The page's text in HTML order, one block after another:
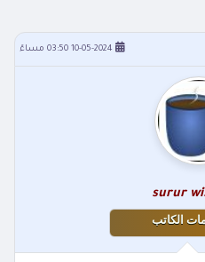
10-05-2024 03:50 مساءً
surur
الكاتب